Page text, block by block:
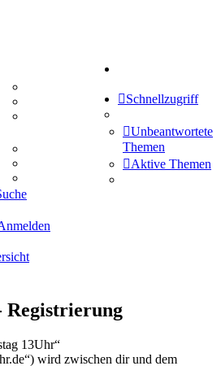
Treffenübersicht
Zitatesammlung
Schiffe versenken
Schnellzugriff
Unbeantwortete
Themen
Aktive Themen
Registrierung
13Uhr“
wird zwischen dir und dem